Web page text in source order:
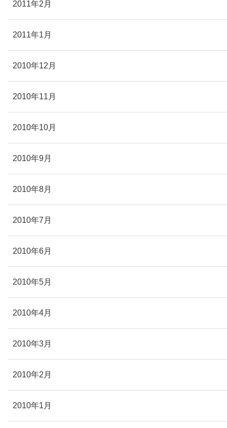
2011年2月
2011年1月
2010年12月
2010年11月
2010年10月
2010年9月
2010年8月
2010年7月
2010年6月
2010年5月
2010年4月
2010年3月
2010年2月
2010年1月